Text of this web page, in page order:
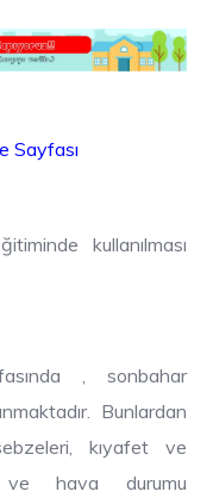
Sayfası
kullanılması
, sonbahar
Bunlardan
kıyafet ve
ve hava durumu